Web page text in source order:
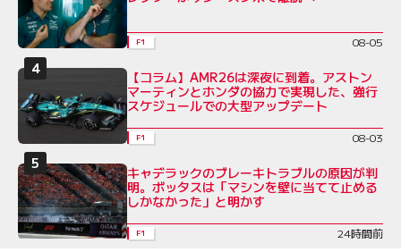
F1 08-05
【コラム】AMR26は深夜に到着。アストン
マーティンとホンダの協力で実現した、強行
スケジュールでの大型アップデート
F1 08-03
キャデラックのブレーキトラブルの原因が判
明。ボッタスは「マシンを壁に当てて止める
しかなかった」と明かす
F1 24時間前